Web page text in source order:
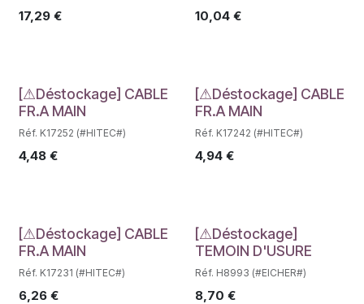
17,29 € 10,04€
Déstockage
[⚠Déstockage] CABLE
FR.A MAIN
Réf. K17252 (#HITEC#)
4,48 €
Déstockage
[⚠Déstockage] CABLE
FR.A MAIN
Réf. K17242 (#HITEC#)
4,94€
Déstockage
[⚠Déstockage] CABLE
FR.A MAIN
Réf. K17231 (#HITEC#)
6,26 €
Déstockage
[⚠Déstockage]
TEMOIN D'USURE
Réf. H8993 (#EICHER#)
8,70 €